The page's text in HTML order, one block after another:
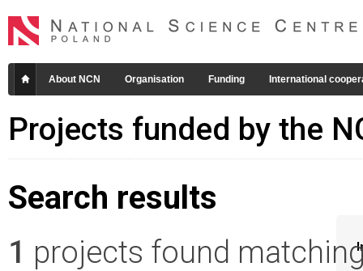
About NCN Organisation Funding International
Projects funded by the
Search results
1 projects found